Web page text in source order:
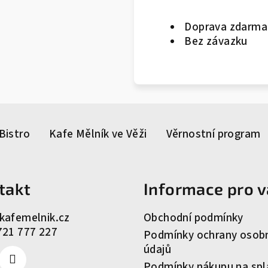
Doprava zdarma
Bez závazku
Kafe Mělník ve Věži Věrnostní program
777 227
Informace pro
Obchodní podmínky
Podmínky ochrany
údajů